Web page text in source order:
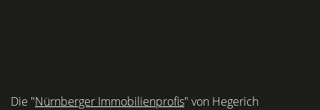
Die "Nürnberger Immobilienprofis" von Hegerich